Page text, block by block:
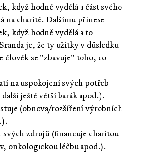
když hodně vydělá a část svého
na charitě. Dalšímu přinese
když hodně vydělá a to
je, že ty užitky v důsledku
člověk se "zbavuje" toho, co
na uspokojení svých potřeb
ještě větší barák apod.).
(obnova/rozšíření výrobních
svých zdrojů (financuje charitou
onkologickou léčbu apod.).